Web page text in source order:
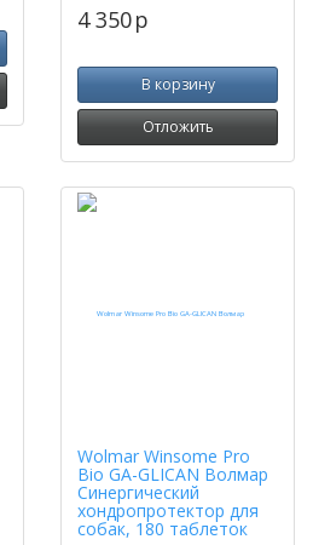
4 350p
В корзину
Отложить
Wolmar Winsome Pro
Bio GA-GLICAN Волмар
Синергический
хондропротектор для
собак, 180 таблеток